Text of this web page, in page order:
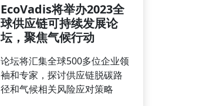
EcoVadis将举办2023全
球供应链可持续发展论
坛，聚焦气候行动
论坛将汇集全球500多位企业领
袖和专家，探讨供应链脱碳路
径和气候相关风险应对策略